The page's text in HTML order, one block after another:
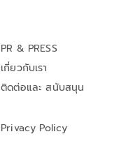
PR & PRESS
เกี่ยวกับเรา
ติดต่อและ สนับสนุน
Privacy Policy